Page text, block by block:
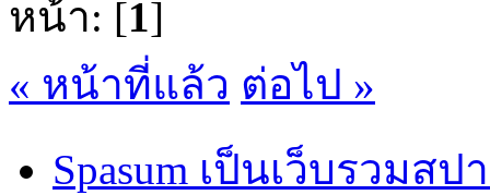
หน้า: [1]
« หน้าที่แล้ว ต่อไป »
Spasum เป็นเว็บรวม